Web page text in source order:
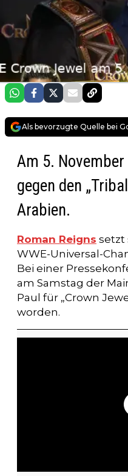
Als bevorzugte Quelle bei
Am 5.
gegen den
Arabien.
Roman Reigns setzt
WWE-Universal-
Bei einer
am Samstag der
Paul für „Crown
worden.